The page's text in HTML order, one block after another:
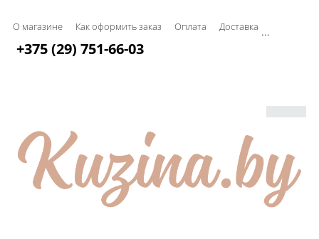
О магазине Как оформить заказ Оплата Доставка ...
+375 (29) 751-66-03